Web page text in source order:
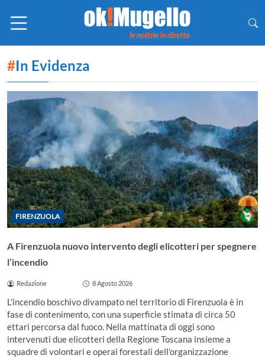
#In Evidenza
FIRENZUOLA
A Firenzuola nuovo intervento degli elicotteri per spegnere
l’incendio
Redazione 8 Agosto 2026
L'incendio boschivo divampato nel territorio di Firenzuola è in
fase di contenimento, con una superficie stimata di circa 50
ettari percorsa dal fuoco. Nella mattinata di oggi sono
intervenuti due elicotteri della Regione Toscana insieme a
squadre di volontari e operai forestali dell'organizzazione